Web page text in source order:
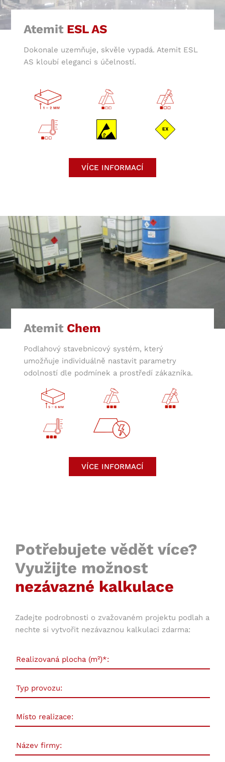
Atemit ESL AS
Dokonale uzemňuje, skvěle vypadá. Atemit ESL
AS kloubí eleganci s účelností.
VÍCE INFORMACÍ
Atemit Chem
Podlahový stavebnicový systém, který
umožňuje individuálně nastavit parametry
odolností dle podmínek a prostředí zákazníka.
VÍCE INFORMACÍ
Potřebujete vědět více?
Využijte možnost
nezávazné kalkulace
Zadejte podrobnosti o zvažovaném projektu podlah a
nechte si vytvořit nezávaznou kalkulaci zdarma: